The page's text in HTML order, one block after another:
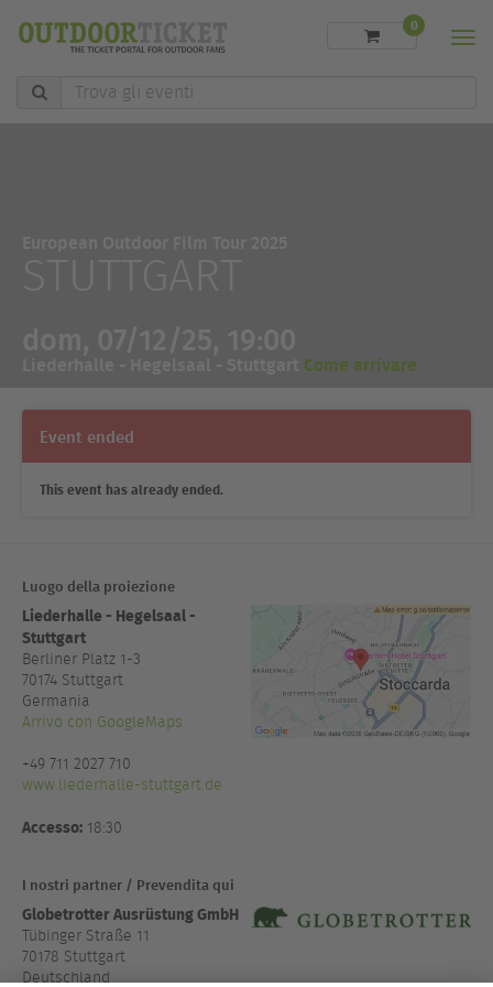
Trova
0
Come arrivare
Event ended
This event has already ended.
Luogo della proiezione
Liederhalle - Hegelsaal -
Stuttgart
Berliner Platz 1-3
70174 Stuttgart
Germania
Arrivo con GoogleMaps
+49 711 2027 710
www.liederhalle-stuttgart.de
Accesso: 18:30
I nostri partner / Prevendita qui
Globetrotter Ausrüstung GmbH
Tübinger Straße 11
70178 Stuttgart
Deutschland